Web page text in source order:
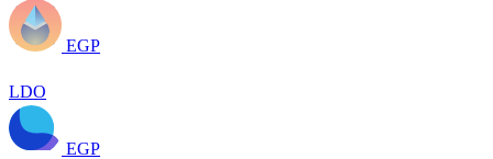
EGP
LDO
EGP